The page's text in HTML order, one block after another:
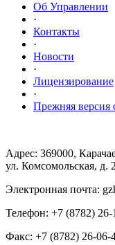
Об Управлении
·
Контакты
·
Новости
·
Лицензирование
·
Прежняя версия
Адрес: 369000,
ул. Комсомольская, д.
Электронная почта:
Телефон: +7 (8782) 26-
Факс: +7 (8782) 26-06-